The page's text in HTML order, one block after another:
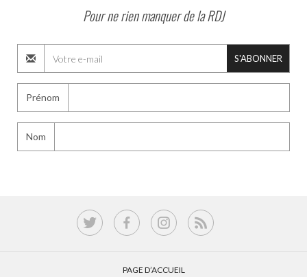
Pour ne rien manquer de la RDJ
S'ABONNER
Prénom
Nom
PAGE D’ACCUEIL